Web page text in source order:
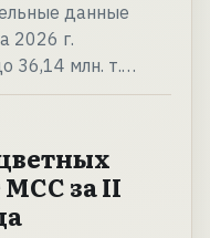
данные
2026 г.
36,14 млн. т.…
МСС за II